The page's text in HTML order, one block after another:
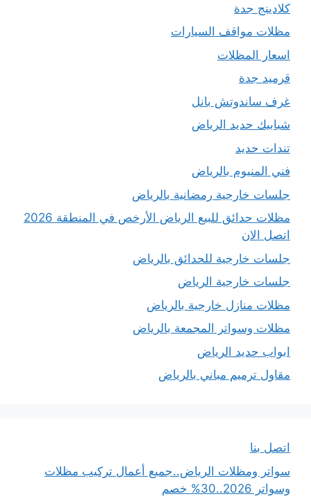
كلادينج جدة
مظلات مواقف السيارات
اسعار المظلات
قرميد جدة
غرف ساندوتش بانل
شبابيك حديد الرياض
تندات حديد
فني المنيوم بالرياض
جلسات خارجية رمضانية بالرياض
مظلات حدائق للبيع الرياض الأرخص في المنطقة 2026
اتصل الان
جلسات خارجية للحدائق بالرياض
جلسات خارجية الرياض
مظلات منازل خارجية بالرياض
مظلات وسواتر المجمعة بالرياض
ابواب حديد الرياض
مقاول ترميم مباني بالرياض
اتصل بنا
سواتر ومظلات الرياض..جميع أعمال تركيب مظلات
وسواتر 2026..30% خصم